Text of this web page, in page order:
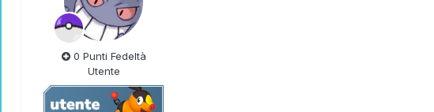
0 Punti Fedeltà
Utente